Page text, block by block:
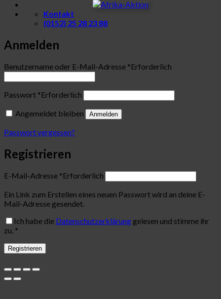
Kontakt
(0152) 25 28 23 88
Anmelden
Benutzername oder E-Mail-Adresse *Erforderlich
Passwort *Erforderlich
Angemeldet bleiben
Anmelden
Passwort vergessen?
Registrieren
E-Mail-Adresse *Erforderlich
Ein Link zum Erstellen eines neuen Passwort wird an deine E-
Mail-Adresse gesendet.
Ich habe die Datenschutzerklärung gelesen und stimme ihr
zu. *
Registrieren